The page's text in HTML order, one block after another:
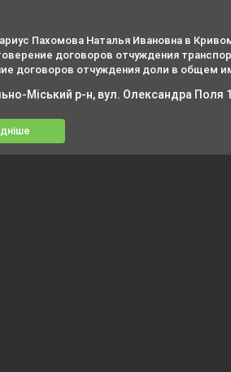
Пахомова Наталья Ивановна в
договоров отчуждения
договоров отчуждения доли в общем
других документов (завещания,
Міський р-н, вул. Олександра Поля